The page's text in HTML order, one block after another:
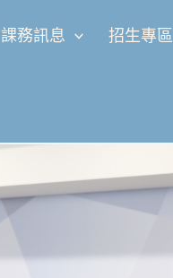
課務訊息 招生專區